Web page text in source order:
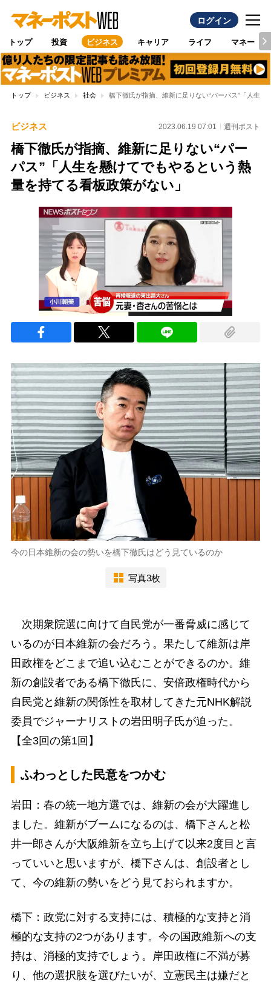
ログイン
トップ 投資 ビジネス キャリア ライフ マネー
トップ ビジネス 社会 橋下徹氏が指摘、維新に足りない“パーパス”「人生
ビジネス 2023.06.19 07:01 週刊ポスト
橋下徹氏が指摘、維新に足りない“パー
パス”「人生を懸けてでもやるという熱
量を持てる看板政策がない」
今の日本維新の会の勢いを橋下徹氏はどう見ているのか
写真3枚
次期衆院選に向けて自民党が一番脅威に感じて
いるのが日本維新の会だろう。果たして維新は岸
田政権をどこまで追い込むことができるのか。維
新の創設者である橋下徹氏に、安倍政権時代から
自民党と維新の関係性を取材してきた元NHK解説
委員でジャーナリストの岩田明子氏が迫った。
【全3回の第1回】
ふわっとした民意をつかむ
岩田：春の統一地方選では、維新の会が大躍進し
ました。維新がブームになるのは、橋下さんと松
井一郎さんが大阪維新を立ち上げて以来2度目と言
っていいと思いますが、橋下さんは、創設者とし
て、今の維新の勢いをどう見ておられますか。
橋下：政党に対する支持には、積極的な支持と消
極的な支持の2つがあります。今の国政維新への支
持は、消極的支持でしょう。岸田政権に不満が募
り、他の選択肢を選びたいが、立憲民主は嫌だと